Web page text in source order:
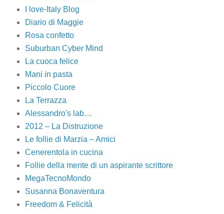
I love-Italy Blog
Diario di Maggie
Rosa confetto
Suburban Cyber Mind
La cuoca felice
Mani in pasta
Piccolo Cuore
La Terrazza
Alessandro's lab…
2012 – La Distruzione
Le follie di Marzia – Amici
Cenerentola in cucina
Follie della mente di un aspirante scrittore
MegaTecnoMondo
Susanna Bonaventura
Freedom & Felicità